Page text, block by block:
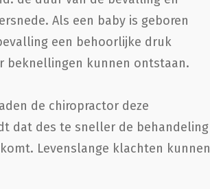
Als een baby is geboren
een behoorlijke druk
beknellingen kunnen ontstaan.
de chiropractor deze
dat des te sneller de behandeling
Levenslange klachten kunnen